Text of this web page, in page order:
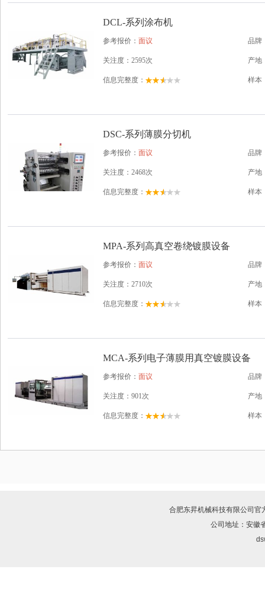
DCL-系列涂布机
参考报价： 面议 品牌
关注度：2595次 产地
信息完整度： 样本
DSC-系列薄膜分切机
参考报价： 面议 品牌
关注度：2468次 产地
信息完整度： 样本
MPA-系列高真空卷绕镀膜设备
参考报价： 面议 品牌
关注度：2710次 产地
信息完整度： 样本
MCA-系列电子薄膜用真空镀膜设备
参考报价： 面议 品牌
关注度：901次 产地
信息完整度： 样本
合肥东昇机械科技有限公司 官
公司地址：安徽